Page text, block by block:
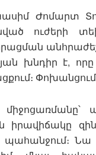
Ժոմարտ
ուժերի
խնդիր է, որը
պահանջում։